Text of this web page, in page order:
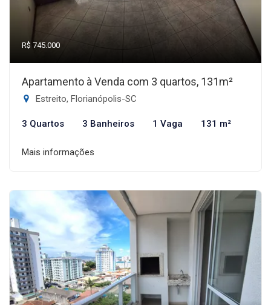
R$ 745.000
Apartamento à Venda com 3 quartos, 131m²
Estreito, Florianópolis-SC
3 Quartos 3 Banheiros 1 Vaga 131 m²
Mais informações